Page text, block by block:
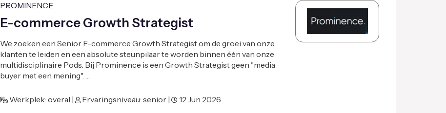
PROMINENCE
E-commerce Growth Strategist
We zoeken een Senior E-commerce Growth Strategist om de groei van onze
klanten te leiden en een absolute steunpilaar te worden binnen één van onze
multidisciplinaire Pods. Bij Prominence is een Growth Strategist geen "media
buyer met een mening". …
Werkplek: overal | Ervaringsniveau: senior | 12 Jun 2026